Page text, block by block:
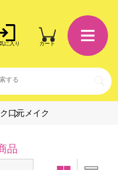
に入り カート
口元メイク
品